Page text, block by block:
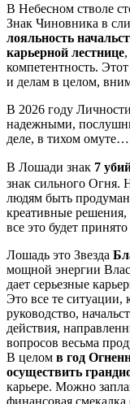
В Небесном стволе
Знак Чиновника в
лояльность
карьерной лестнице
компетентность.
и делам в целом,
В 2026 году
надежными,
деле, в тихом омуте…
В Лошади знак 7
знак сильного Огня.
людям быть
креативные решения,
все это будет
Лошадь это Звезда
мощной энергии
дает серьезные
Это все те ситуации,
руководство,
действия,
вопросов весьма
В целом в год
осуществить
карьере. Можно
финансовая смекалка